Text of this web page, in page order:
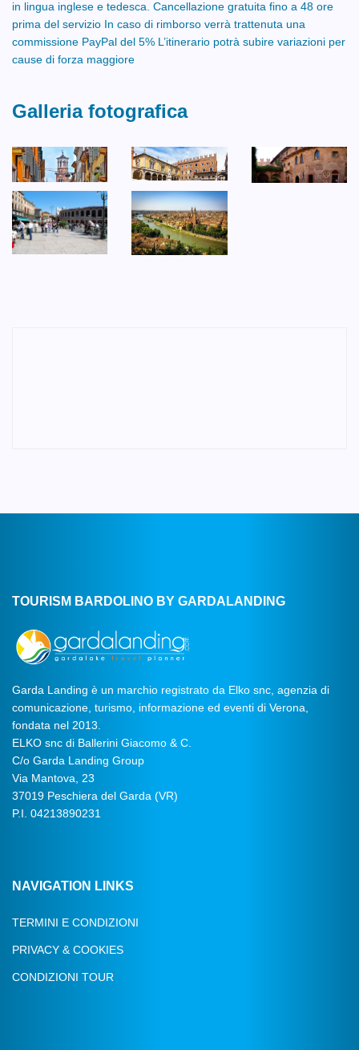
in lingua inglese e tedesca. Cancellazione gratuita fino a 48 ore
prima del servizio In caso di rimborso verrà trattenuta una
commissione PayPal del 5% L’itinerario potrà subire variazioni per
cause di forza maggiore
Galleria fotografica
TOURISM BARDOLINO BY GARDALANDING
Garda Landing è un marchio registrato da Elko snc, agenzia di
comunicazione, turismo, informazione ed eventi di Verona,
fondata nel 2013.
ELKO snc di Ballerini Giacomo & C.
C/o Garda Landing Group
Via Mantova, 23
37019 Peschiera del Garda (VR)
P.I. 04213890231
NAVIGATION LINKS
TERMINI E CONDIZIONI
PRIVACY & COOKIES
CONDIZIONI TOUR